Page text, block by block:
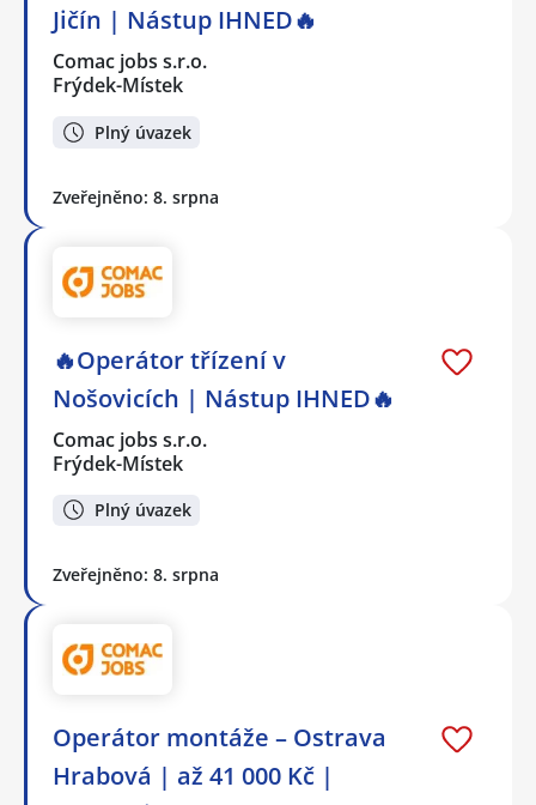
Jičín | Nástup IHNED🔥
Comac jobs s.r.o.
Frýdek-Místek
Plný úvazek
Zveřejněno: 8. srpna
🔥Operátor třízení v
Nošovicích | Nástup IHNED🔥
Comac jobs s.r.o.
Frýdek-Místek
Plný úvazek
Zveřejněno: 8. srpna
Operátor montáže – Ostrava
Hrabová | až 41 000 Kč |